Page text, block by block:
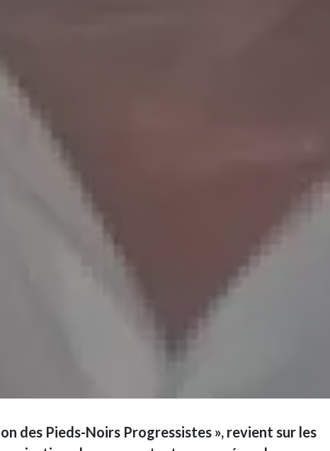
des Pieds-Noirs Progressistes », revient sur les